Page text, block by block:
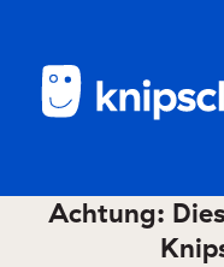
Achtung: